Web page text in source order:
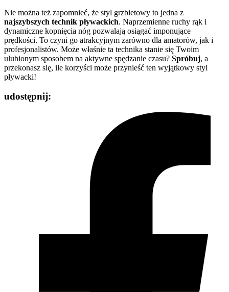
Nie można też zapomnieć, że styl grzbietowy to jedna z
najszybszych technik pływackich. Naprzemienne ruchy rąk i
dynamiczne kopnięcia nóg pozwalają osiągać imponujące
prędkości. To czyni go atrakcyjnym zarówno dla amatorów, jak i
profesjonalistów. Może właśnie ta technika stanie się Twoim
ulubionym sposobem na aktywne spędzanie czasu? Spróbuj, a
przekonasz się, ile korzyści może przynieść ten wyjątkowy styl
pływacki!
udostępnij: